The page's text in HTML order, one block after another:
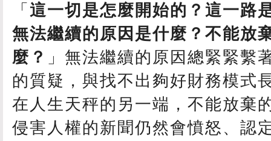
「 這一切是怎麼開始的？這一路
無法繼續的原因是什麼？不能放
麼？ 」無法繼續的原因總緊緊繫
的質疑，與找不出夠好財務模式
在人生天秤的另一端，不能放棄
侵害人權的新聞仍然會憤怒、認